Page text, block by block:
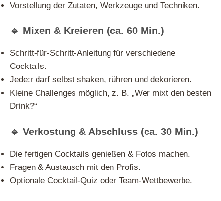
Vorstellung der Zutaten, Werkzeuge und Techniken.
🔹 Mixen & Kreieren (ca. 60 Min.)
Schritt-für-Schritt-Anleitung für verschiedene
Cocktails.
Jede:r darf selbst shaken, rühren und dekorieren.
Kleine Challenges möglich, z. B. „Wer mixt den besten
Drink?“
🔹 Verkostung & Abschluss (ca. 30 Min.)
Die fertigen Cocktails genießen & Fotos machen.
Fragen & Austausch mit den Profis.
Optionale Cocktail-Quiz oder Team-Wettbewerbe.